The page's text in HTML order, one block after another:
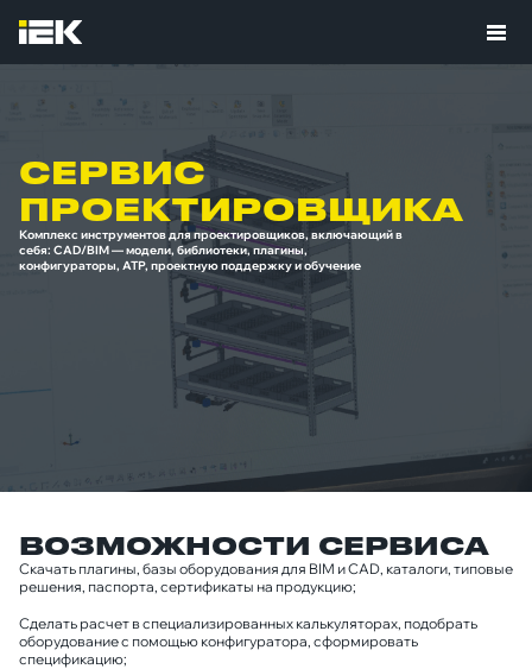
СЕРВИС
ПРОЕКТИРОВЩИКА
Комплекс инструментов для проектировщиков, включающий в
себя: CAD/BIM — модели, библиотеки, плагины,
конфигураторы, АТР, проектную поддержку и обучение
ВОЗМОЖНОСТИ СЕРВИСА
Скачать плагины, базы оборудования для BIM и CAD, каталоги, типовые
решения, паспорта, сертификаты на продукцию;
Сделать расчет в специализированных калькуляторах, подобрать
оборудование с помощью конфигуратора, сформировать
спецификацию;